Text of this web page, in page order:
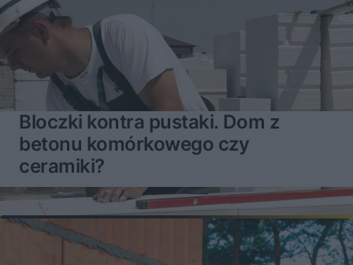
Bloczki kontra pustaki. Dom z
betonu komórkowego czy
ceramiki?